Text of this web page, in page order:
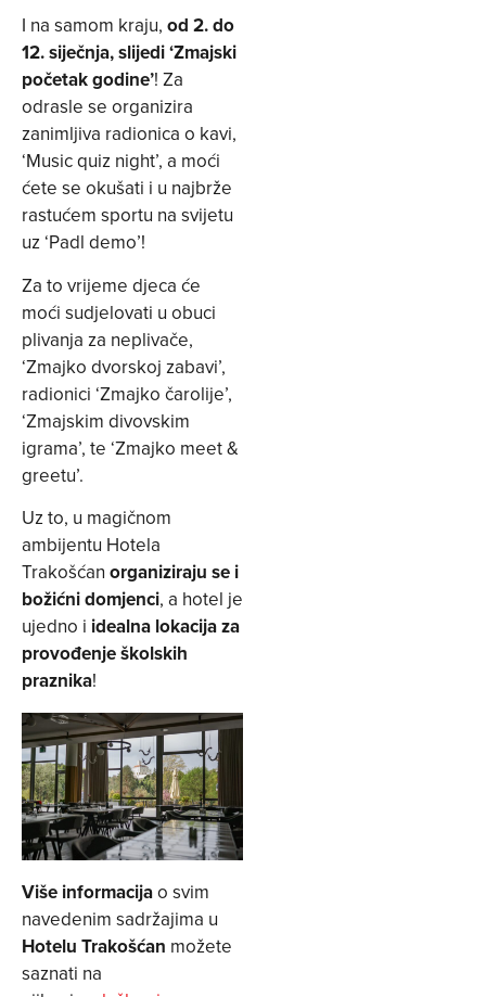
I na samom kraju, od 2. do
12. siječnja, slijedi ‘Zmajski
početak godine’! Za
odrasle se organizira
zanimljiva radionica o kavi,
‘Music quiz night’, a moći
ćete se okušati i u najbrže
rastućem sportu na svijetu
uz ‘Padl demo’!
Za to vrijeme djeca će
moći sudjelovati u obuci
plivanja za neplivače,
‘Zmajko dvorskoj zabavi’,
radionici ‘Zmajko čarolije’,
‘Zmajskim divovskim
igrama’, te ‘Zmajko meet &
greetu’.
Uz to, u magičnom
ambijentu Hotela
Trakošćan organiziraju se i
božićni domjenci, a hotel je
ujedno i idealna lokacija za
provođenje školskih
praznika!
Više informacijao svim
navedenim sadržajima u
Hotelu Trakošćan možete
saznati na